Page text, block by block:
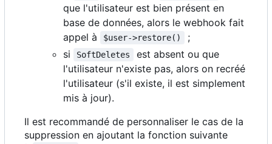
que l'utilisateur est bien présent en
base de données, alors le webhook fait
appel à
$user->restore()
;
si
SoftDeletes
est absent ou que
l'utilisateur n'existe pas, alors on recréé
l'utilisateur (s'il existe, il est simplement
mis à jour).
Il est recommandé de personnaliser le cas de la
suppression en ajoutant la fonction suivante